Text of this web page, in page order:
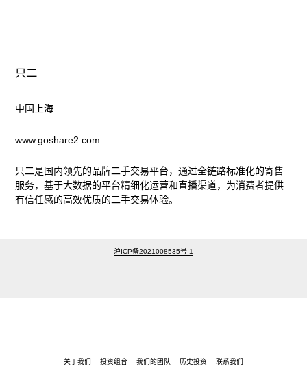
关于我们 投资组合 我们的团队 历史投资 联系我们
只二
中国上海
www.goshare2.com
只二是国内领先的品牌二手交易平台，通过全链路标准化的寄售
服务，基于大数据的平台精细化运营和直播渠道，为消费者提供
有信任感的高效优质的二手交易体验。
沪ICP备2021008535号-1